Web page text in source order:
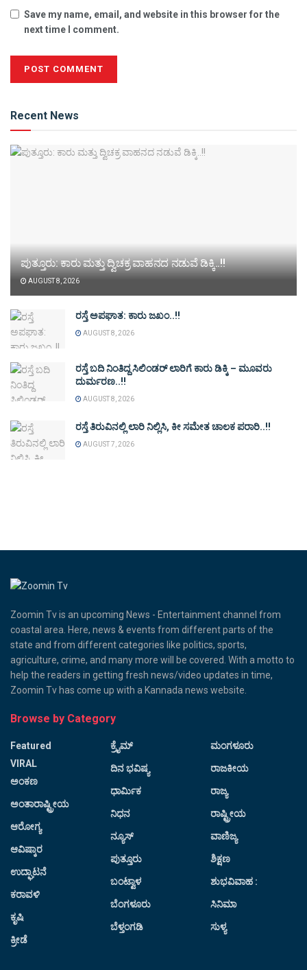
Save my name, email, and website in this browser for the
next time I comment.
Recent News
ಪುತ್ತೂರು: ಕಾರು ಮತ್ತು ದ್ವಿಚಕ್ರ ವಾಹನದ ನಡುವೆ ಡಿಕ್ಕಿ..!!
AUGUST 8, 2026
ರಸ್ತೆ ಅಪಘಾತ: ಕಾರು ಜಖಂ..!!
AUGUST 8, 2026
ರಸ್ತೆ ಬದಿ ನಿಂತಿದ್ದ ಸಿಲಿಂಡರ್ ಲಾರಿಗೆ ಕಾರು ಡಿಕ್ಕಿ – ಮೂವರು
ದುರ್ಮರಣ..!!
AUGUST 8, 2026
ರಸ್ತೆ ತಿರುವಿನಲ್ಲಿ ಲಾರಿ ನಿಲ್ಲಿಸಿ, ಕೀ ಸಮೇತ ಚಾಲಕ ಪರಾರಿ..!!
AUGUST 7, 2026
Zoomin Tv is an upcoming News - Entertainment channel from
coastal area. Here, news & events from different parts of the
state and from different categories like politics, sports,
agriculture, crime, and many more will be covered. With a motto to
help the readers in getting fresh news/video updates in time,
Zoomin Tv has come up with a Kannada news website.
Browse by Category
Featured
VIRAL
ಅಂಕಣ
ಅಂತಾರಾಷ್ಟ್ರೀಯ
ಆರೋಗ್ಯ
ಆವಿಷ್ಕಾರ
ಉದ್ಘಾಟನೆ
ಕರಾವಳಿ
ಕೃಷಿ
ಕ್ರೀಡೆ
ಕ್ರೈಮ್
ದಿನ ಭವಿಷ್ಯ
ಧಾರ್ಮಿಕ
ನಿಧನ
ನ್ಯೂಸ್
ಪುತ್ತೂರು
ಬಂಟ್ವಾಳ
ಬೆಂಗಳೂರು
ಬೆಳ್ತಂಗಡಿ
ಮಂಗಳೂರು
ರಾಜಕೀಯ
ರಾಜ್ಯ
ರಾಷ್ಟ್ರೀಯ
ವಾಣಿಜ್ಯ
ಶಿಕ್ಷಣ
ಶುಭವಿವಾಹ :
ಸಿನಿಮಾ
ಸುಳ್ಯ